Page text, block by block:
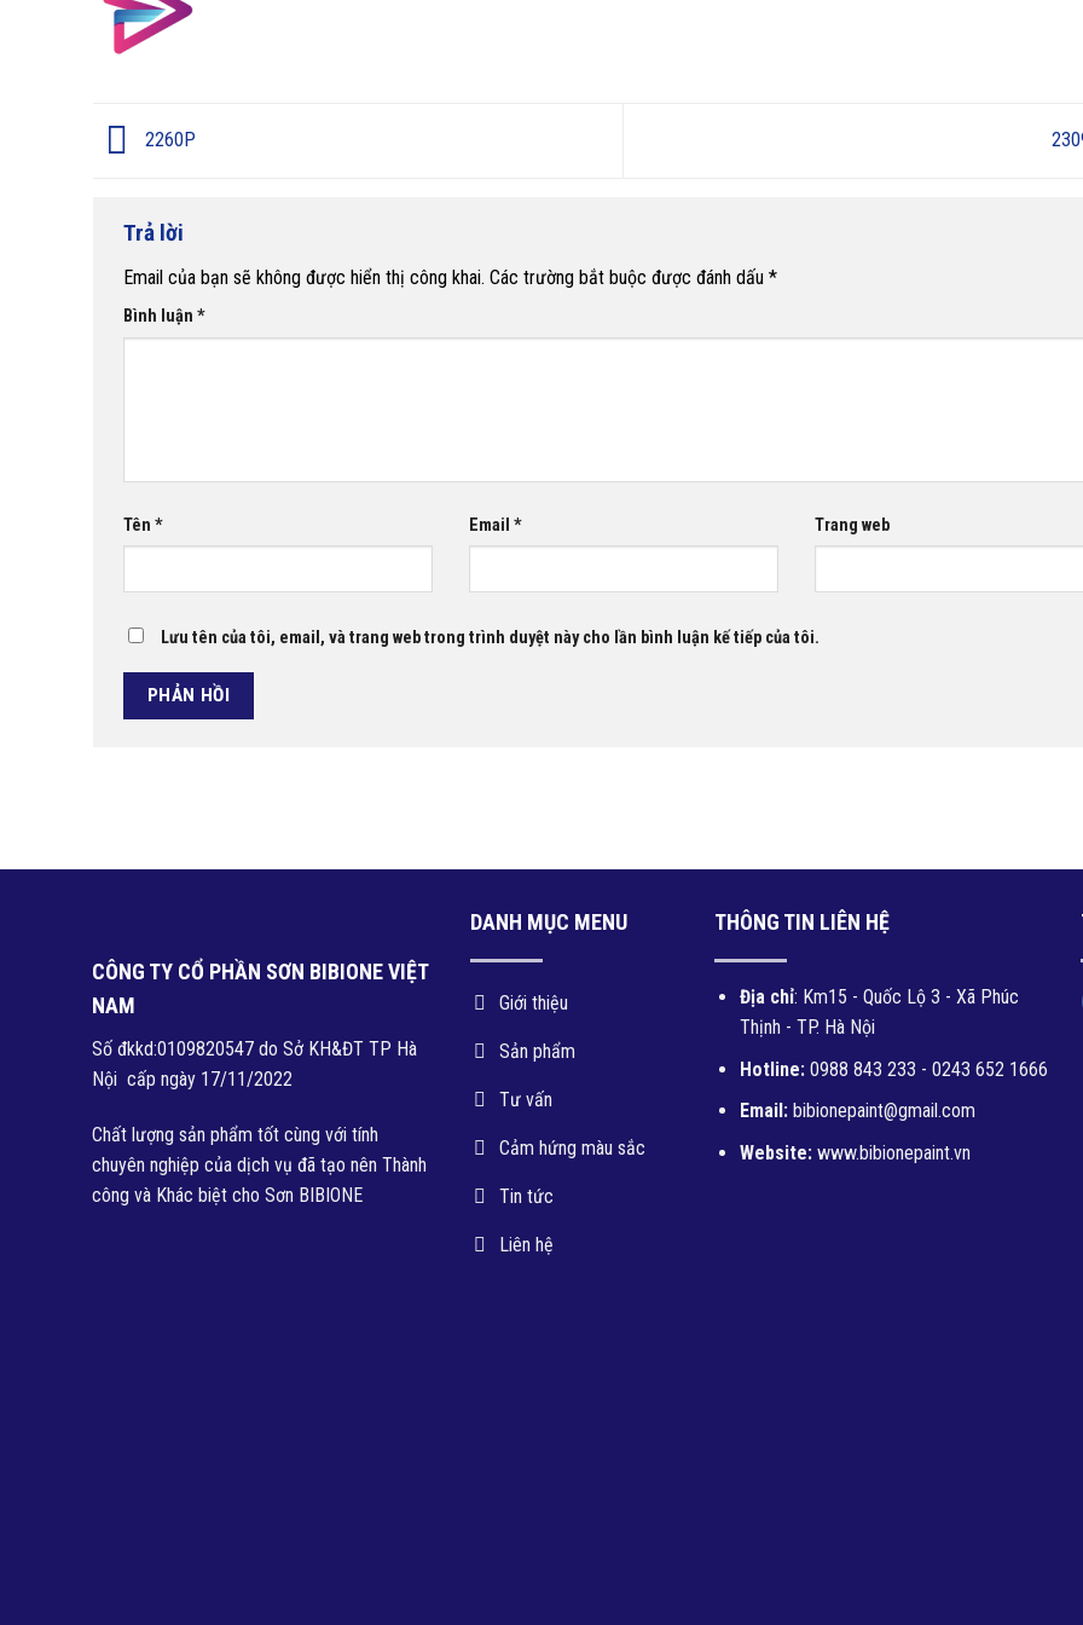
2260P
Trả lời
Email của bạn sẽ không được hiển thị công khai. Các trường bắt buộc được đánh dấu *
Bình luận *
Tên * Email * Trang web
Lưu tên của tôi, email, và trang web trong trình duyệt này cho lần bình luận kế tiếp của tôi.
CÔNG TY CỔ PHẦN SƠN BIBIONE VIỆT
NAM
Số đkkd:0109820547 do Sở KH&ĐT TP Hà
Nội cấp ngày 17/11/2022
Chất lượng sản phẩm tốt cùng với tính
chuyên nghiệp của dịch vụ đã tạo nên Thành
công và Khác biệt cho Sơn BIBIONE
DANH MỤC MENU
Giới thiệu
Sản phẩm
Tư vấn
Cảm hứng màu sắc
Tin tức
Liên hệ
THÔNG TIN LIÊN HỆ
Địa chỉ: Km15 - Quốc Lộ 3 - Xã Phúc
Thịnh - TP. Hà Nội
Hotline: 0988 843 233 - 0243 652 1666
Email:bibionepaint@gmail.com
Website:www.bibionepaint.vn